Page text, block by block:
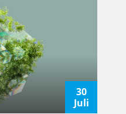
30
Juli